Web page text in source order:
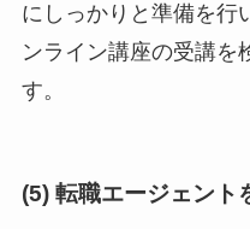
にしっかりと準備を行
ンライン講座の受講を
す。
(5) 転職エージェント